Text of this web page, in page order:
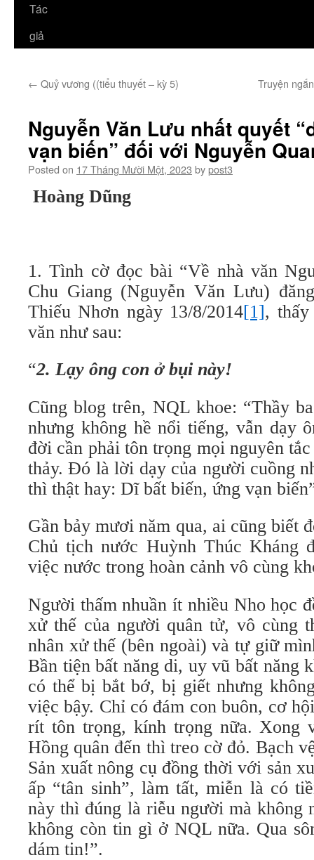
Tác
giả
← Quỷ vương ((tiểu thuyết – kỳ 5) Truyện
Nguyễn Văn Lưu nhất quyết
vạn biến” đối với Nguyễn
Posted on 17 Tháng Mười Một, 2023 bypost3
Hoàng Dũng
1. Tình cờ đọc bài “Về nhà văn
Chu Giang (Nguyễn Văn Lưu)
Thiếu Nhơn ngày 13/8/2014[1], thấy
văn như sau:
“2. Lạy ông con ở bụi này!
Cũng blog trên, NQL khoe: “Thầy
nhưng không hề nổi tiếng, vẫn dạy
đời cần phải tôn trọng mọi nguyên
thảy. Đó là lời dạy của người cuồng
thì thật hay: Dĩ bất biến, ứng vạn
Gần bảy mươi năm qua, ai cũng biết
Chủ tịch nước Huỳnh Thúc Kháng
việc nước trong hoàn cảnh vô cùng
Người thấm nhuần ít nhiều Nho học
xử thế của người quân tử, vô cùng
nhân xử thế (bên ngoài) và tự giữ
Bần tiện bất năng di, uy vũ bất
có thể bị bắt bớ, bị giết nhưng
việc bậy. Chỉ có đám con buôn, cơ
rít tôn trọng, kính trọng nữa. Xong
Hồng quân đến thì treo cờ đỏ. Bạch
Sản xuất nông cụ đồng thời với sản
ấp “tân sinh”, làm tất, miễn là có
này thì đúng là riễu người mà không
không còn tin gì ở NQL nữa. Qua
dám tin!”.